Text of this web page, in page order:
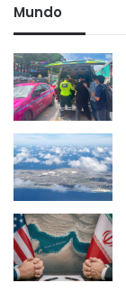
Mundo